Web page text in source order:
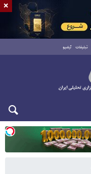
تبلیغات آرشیو
×